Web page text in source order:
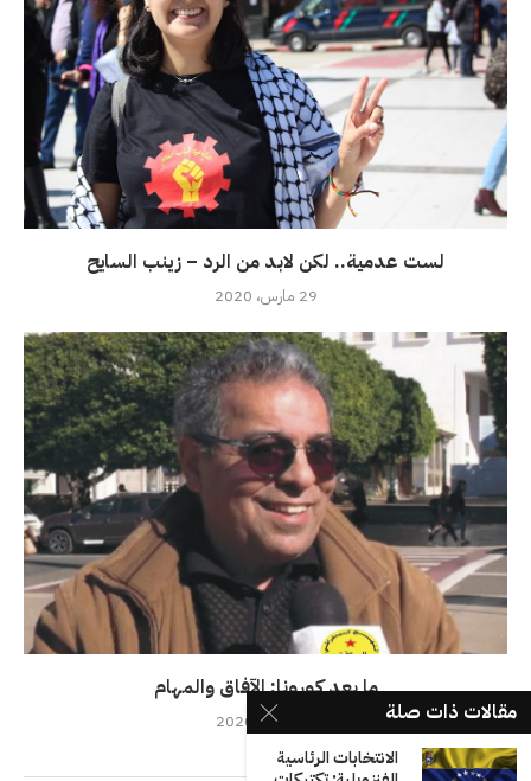
لست عدمية.. لكن لابد من الرد – زينب السايح
29 مارس، 2020
ما بعد كورونا: الآفاق والمهام
مقالات ذات صلة
الانتخابات الرئاسية